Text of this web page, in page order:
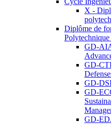
X -
Diplôme de
GD-
GD-
GD-
GD-
GD-